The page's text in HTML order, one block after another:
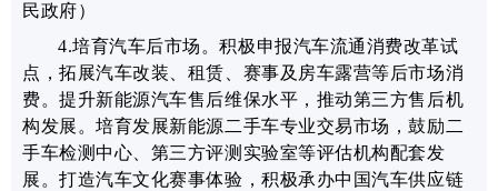
民政府）
4.培育汽车后市场。积极申报汽车流通消费改革试
点，拓展汽车改装、租赁、赛事及房车露营等后市场消
费。提升新能源汽车售后维保水平，推动第三方售后机
构发展。培育发展新能源二手车专业交易市场，鼓励二
手车检测中心、第三方评测实验室等评估机构配套发
展。打造汽车文化赛事体验，积极承办中国汽车供应链